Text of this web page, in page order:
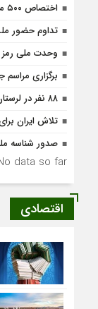
اختصاص ۵۰۰ میلیارد تومان برای نوسازی مدارس لرستان
تداوم حضور
وحدت ملی رمز
برگزاری
۸۸ نفر در لرستان به بیماری سل مبتلا شدند
تلاش ایران
صدور شناسه
data so far.
اقتصادی